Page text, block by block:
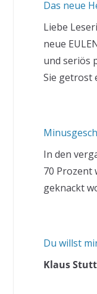
Das neue
Liebe
neue
und seriös
Sie getrost
In den
70 Prozent
geknackt
Du willst
Klaus